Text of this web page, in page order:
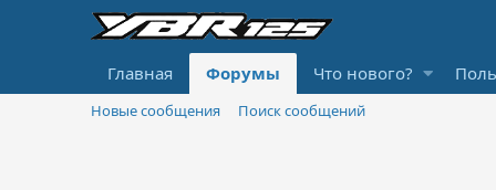
Главная Форумы Что нового?
Новые сообщения Поиск сообщений